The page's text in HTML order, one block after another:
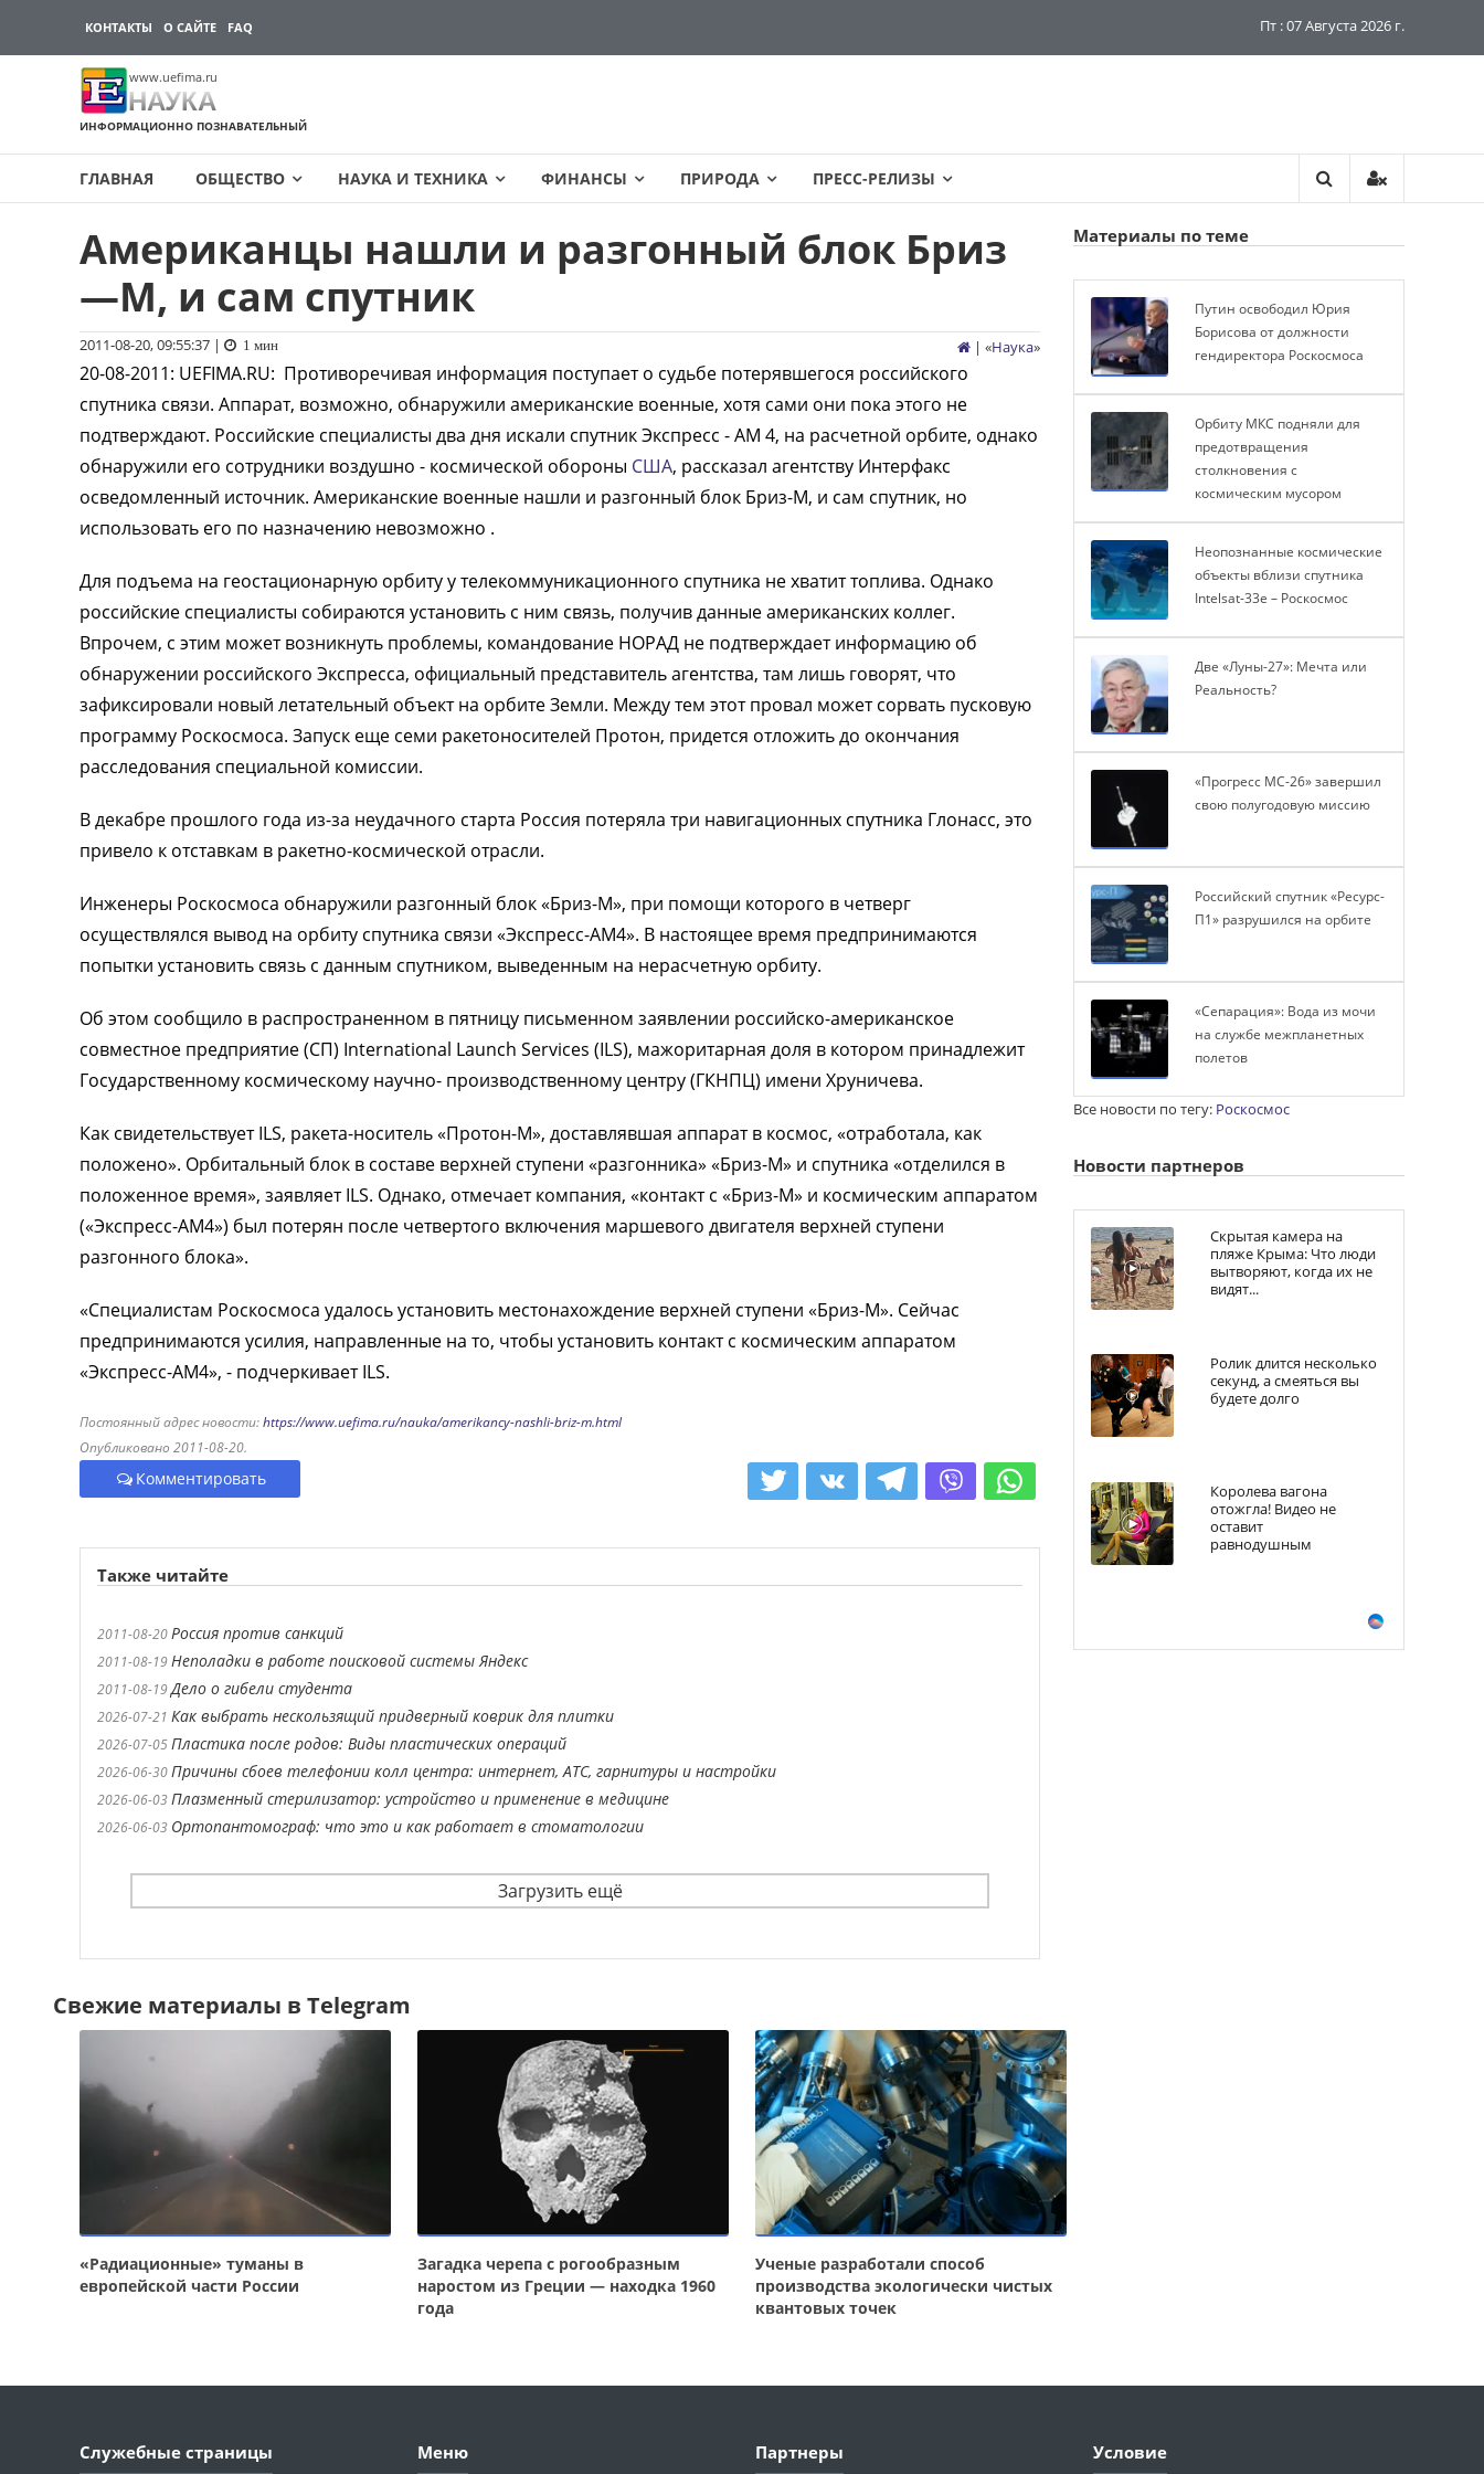
КОНТАКТЫ О САЙТЕ FAQ Пт : 07 Августа 2026 г.
www.uefima.ru
НАУКА
ИНФОРМАЦИОННО ПОЗНАВАТЕЛЬНЫЙ
ГЛАВНАЯ ОБЩЕСТВО НАУКА И ТЕХНИКА ФИНАНСЫ ПРИРОДА ПРЕСС-РЕЛИЗЫ
Американцы нашли и разгонный блок Бриз
—М, и сам спутник
2011-08-20, 09:55:37 | 1 мин | «Наука»
20-08-2011: UEFIMA.RU: Противоречивая информация поступает о судьбе потерявшегося российского
спутника связи. Аппарат, возможно, обнаружили американские военные, хотя сами они пока этого не
подтверждают. Российские специалисты два дня искали спутник Экспресс - АМ 4, на расчетной орбите, однако
обнаружили его сотрудники воздушно - космической обороны США, рассказал агентству Интерфакс
осведомленный источник. Американские военные нашли и разгонный блок Бриз-М, и сам спутник, но
использовать его по назначению невозможно .
Для подъема на геостационарную орбиту у телекоммуникационного спутника не хватит топлива. Однако
российские специалисты собираются установить с ним связь, получив данные американских коллег.
Впрочем, с этим может возникнуть проблемы, командование НОРАД не подтверждает информацию об
обнаружении российского Экспресса, официальный представитель агентства, там лишь говорят, что
зафиксировали новый летательный объект на орбите Земли. Между тем этот провал может сорвать пусковую
программу Роскосмоса. Запуск еще семи ракетоносителей Протон, придется отложить до окончания
расследования специальной комиссии.
В декабре прошлого года из-за неудачного старта Россия потеряла три навигационных спутника Глонасс, это
привело к отставкам в ракетно-космической отрасли.
Инженеры Роскосмоса обнаружили разгонный блок «Бриз-М», при помощи которого в четверг
осуществлялся вывод на орбиту спутника связи «Экспресс-АМ4». В настоящее время предпринимаются
попытки установить связь с данным спутником, выведенным на нерасчетную орбиту.
Об этом сообщило в распространенном в пятницу письменном заявлении российско-американское
совместное предприятие (СП) International Launch Services (ILS), мажоритарная доля в котором принадлежит
Государственному космическому научно- производственному центру (ГКНПЦ) имени Хруничева.
Как свидетельствует ILS, ракета-носитель «Протон-М», доставлявшая аппарат в космос, «отработала, как
положено». Орбитальный блок в составе верхней ступени «разгонника» «Бриз-М» и спутника «отделился в
положенное время», заявляет ILS. Однако, отмечает компания, «контакт с «Бриз-М» и космическим аппаратом
(«Экспресс-АМ4») был потерян после четвертого включения маршевого двигателя верхней ступени
разгонного блока».
«Специалистам Роскосмоса удалось установить местонахождение верхней ступени «Бриз-М». Сейчас
предпринимаются усилия, направленные на то, чтобы установить контакт с космическим аппаратом
«Экспресс-АМ4», - подчеркивает ILS.
Постоянный адрес новости:https://www.uefima.ru/nauka/amerikancy-nashli-briz-m.html
Опубликовано 2011-08-20.
Комментировать
Также читайте
2011-08-20Россия против санкций
2011-08-19Неполадки в работе поисковой системы Яндекс
2011-08-19Дело о гибели студента
2026-07-21 Как выбрать нескользящий придверный коврик для плитки
2026-07-05Пластика после родов: Виды пластических операций
2026-06-30Причины сбоев телефонии колл центра: интернет, АТС, гарнитуры и настройки
2026-06-03Плазменный стерилизатор: устройство и применение в медицине
2026-06-03 Ортопантомограф: что это и как работает в стоматологии
Загрузить ещё
Свежие материалы в Telegram
«Радиационные» туманы в
европейской части России
Загадка черепа с рогообразным
наростом из Греции — находка 1960
года
Ученые разработали способ
производства экологически чистых
квантовых точек
Материалы по теме
Путин освободил Юрия
Борисова от должности
гендиректора Роскосмоса
Орбиту МКС подняли для
предотвращения
столкновения с
космическим мусором
Неопознанные космические
объекты вблизи спутника
Intelsat-33e – Роскосмос
Две «Луны-27»: Мечта или
Реальность?
«Прогресс МС-26» завершил
свою полугодовую миссию
Российский спутник «Ресурс-
П1» разрушился на орбите
«Сепарация»: Вода из мочи
на службе межпланетных
полетов
Все новости по тегу: Роскосмос
Новости партнеров
Скрытая камера на
пляже Крыма: Что люди
вытворяют, когда их не
видят...
Ролик длится несколько
секунд, а смеяться вы
будете долго
Королева вагона
отожгла! Видео не
оставит
равнодушным
Служебные страницы Меню Партнеры Условие